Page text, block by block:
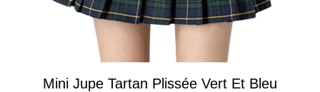
Mini Jupe Tartan Plissée Vert Et Bleu